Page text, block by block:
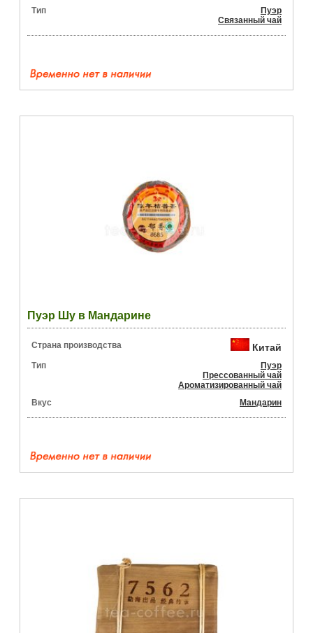
Тип
Пуэр
Связанный чай
Пуэр Шу в Мандарине
Страна производства Китай
Тип
Пуэр
Прессованный чай
Ароматизированный чай
Вкус
Мандарин